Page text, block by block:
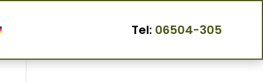
Tel: 06504-305